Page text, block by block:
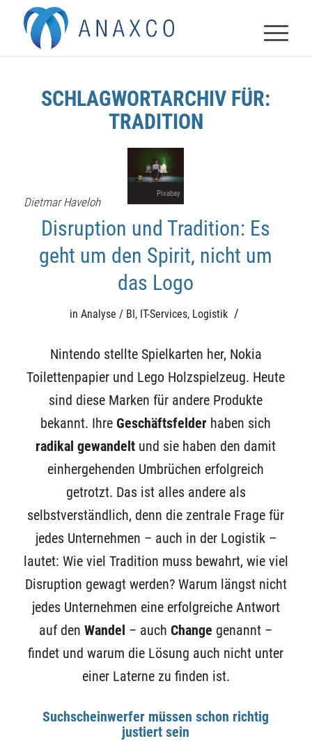
SCHLAGWORTARCHIV FÜR:
TRADITION
Dietmar Haveloh
Pixabay
Disruption und Tradition: Es
geht um den Spirit, nicht um
das Logo
in Analyse / BI, IT-Services, Logistik /
Nintendo stellte Spielkarten her, Nokia
Toilettenpapier und Lego Holzspielzeug. Heute
sind diese Marken für andere Produkte
bekannt. Ihre Geschäftsfelder haben sich
radikal gewandelt und sie haben den damit
einhergehenden Umbrüchen erfolgreich
getrotzt. Das ist alles andere als
selbstverständlich, denn die zentrale Frage für
jedes Unternehmen – auch in der Logistik –
lautet: Wie viel Tradition muss bewahrt, wie viel
Disruption gewagt werden? Warum längst nicht
jedes Unternehmen eine erfolgreiche Antwort
auf denWandel – auchChange genannt –
findet und warum die Lösung auch nicht unter
einer Laterne zu finden ist.
Suchscheinwerfer müssen schon richtig
justiert sein